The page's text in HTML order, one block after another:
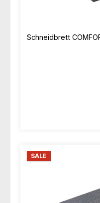
Schneidbrett
SALE